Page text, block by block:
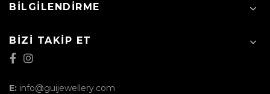
BILGILENDIRME
BIZI TAKIP ET
E: info@guijewellery.com